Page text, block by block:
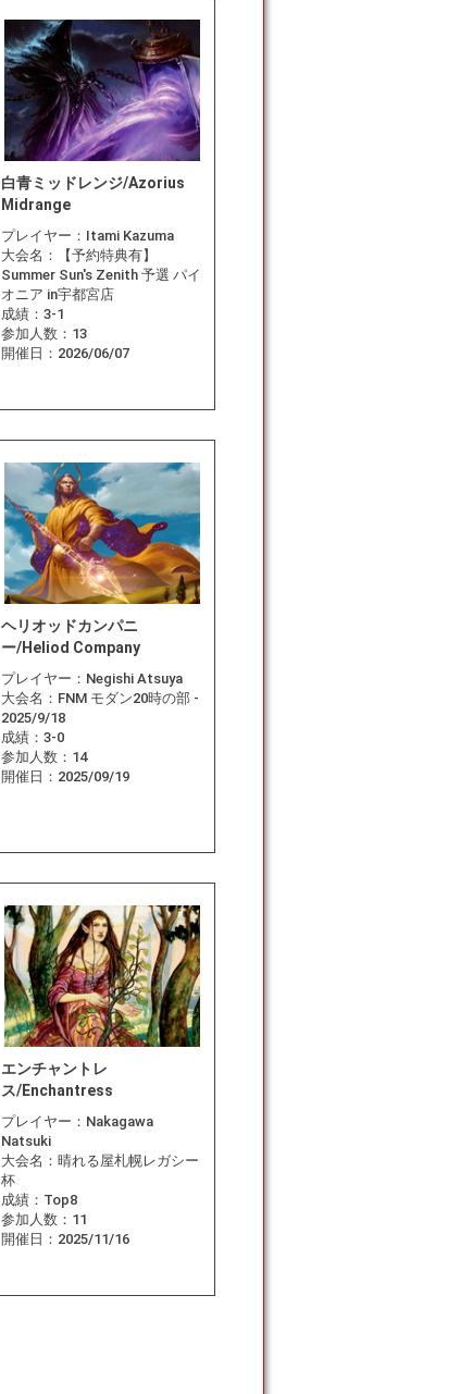
白青ミッドレンジ/Azorius
Midrange
プレイヤー： Itami Kazuma
大会名：
【予約特典有】
Summer Sun's Zenith 予選 パイ
オニア in宇都宮店
成績： 3-1
参加人数： 13
開催日： 2026/06/07
ヘリオッドカンパニ
ー/Heliod Company
プレイヤー： Negishi Atsuya
大会名： FNM モダン20時の部 -
2025/9/18
成績： 3-0
参加人数： 14
開催日： 2025/09/19
エンチャントレ
ス/Enchantress
プレイヤー： Nakagawa
Natsuki
大会名： 晴れる屋札幌レガシー
杯
成績： Top8
参加人数： 11
開催日： 2025/11/16